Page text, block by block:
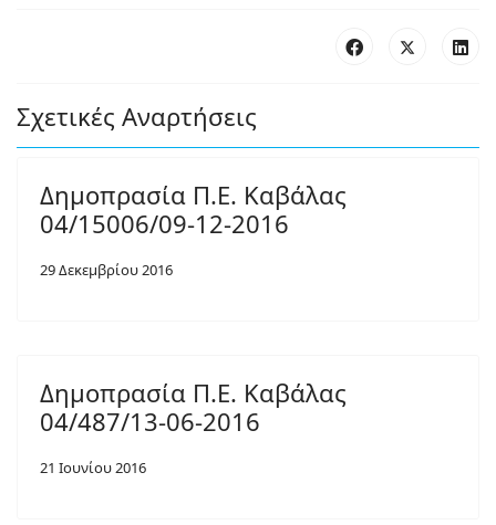
Σχετικές Αναρτήσεις
Δημοπρασία Π.Ε. Καβάλας
04/15006/09-12-2016
29 Δεκεμβρίου 2016
Δημοπρασία Π.Ε. Καβάλας
04/487/13-06-2016
21 Ιουνίου 2016